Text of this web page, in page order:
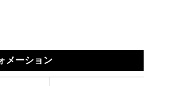
メーション